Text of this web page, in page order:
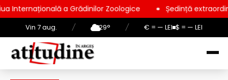
Vin 7 aug. / 29° / € = — LEI $ = — LEI
Grădinilor Zoologice Ședință extraordinară la Consiliul